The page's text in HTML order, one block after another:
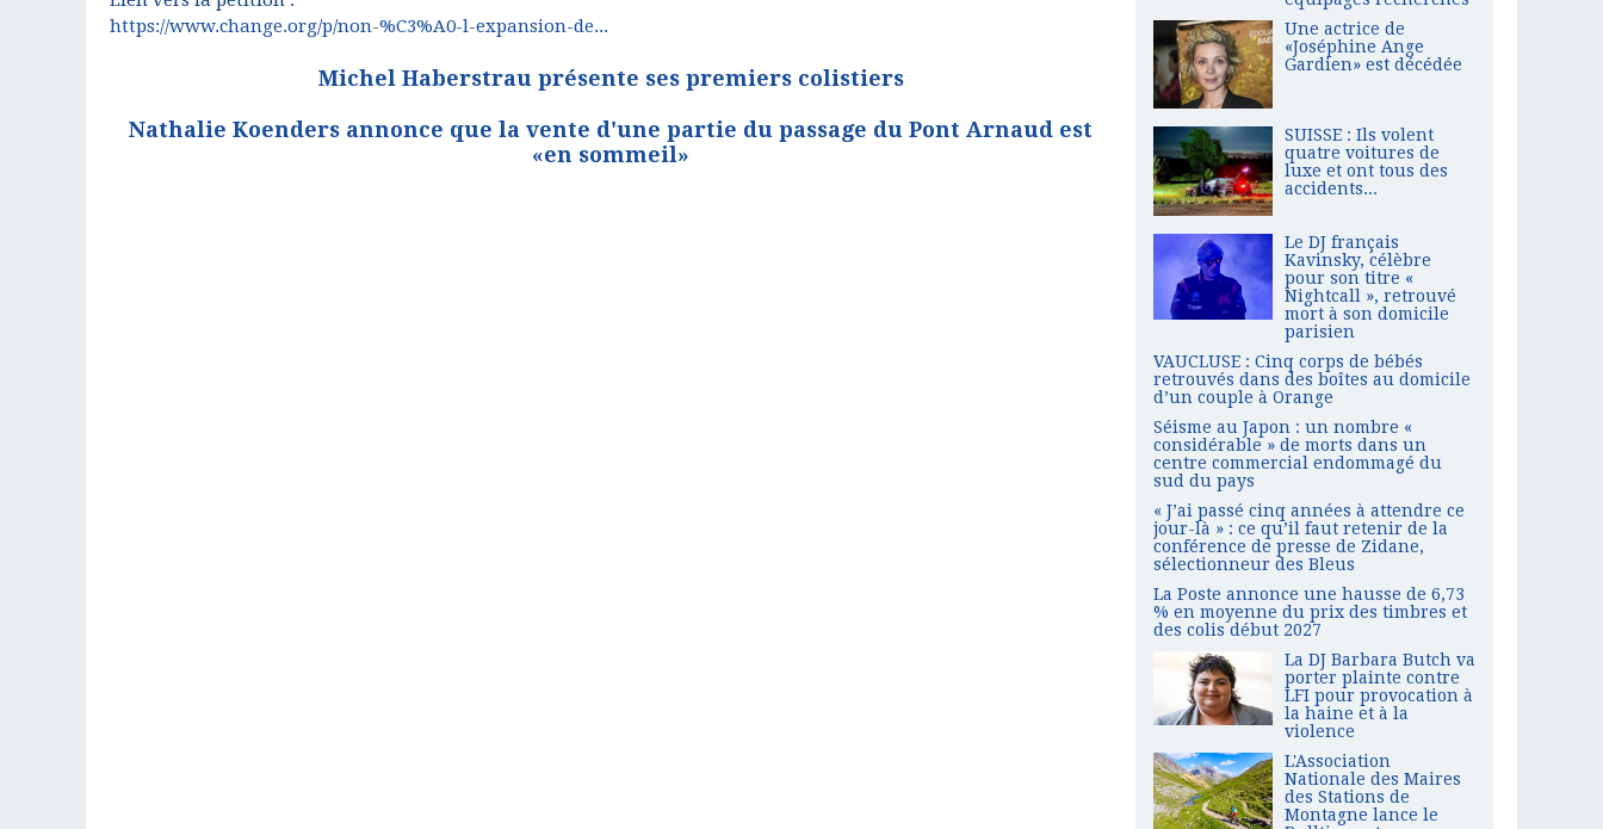
https://www.change.org/p/non-%C3%A0-l-expansion-de...
Michel Haberstrau présente ses premiers colistiers
Nathalie Koenders annonce que la vente d'une partie du passage du Pont Arnaud est
«en sommeil»
Une actrice de
«Joséphine Ange
Gardien» est décédée
SUISSE : Ils volent
quatre voitures de
luxe et ont tous des
accidents...
Le DJ français
Kavinsky, célèbre
pour son titre «
Nightcall », retrouvé
mort à son domicile
parisien
VAUCLUSE : Cinq corps de bébés
retrouvés dans des boîtes au domicile
d’un couple à Orange
Séisme au Japon : un nombre «
considérable » de morts dans un
centre commercial endommagé du
sud du pays
« J’ai passé cinq années à attendre ce
jour-là » : ce qu’il faut retenir de la
conférence de presse de Zidane,
sélectionneur des Bleus
La Poste annonce une hausse de 6,73
% en moyenne du prix des timbres et
des colis début 2027
La DJ Barbara Butch va
porter plainte contre
LFI pour provocation à
la haine et à la
violence
L'Association
Nationale des Maires
des Stations de
Montagne lance le